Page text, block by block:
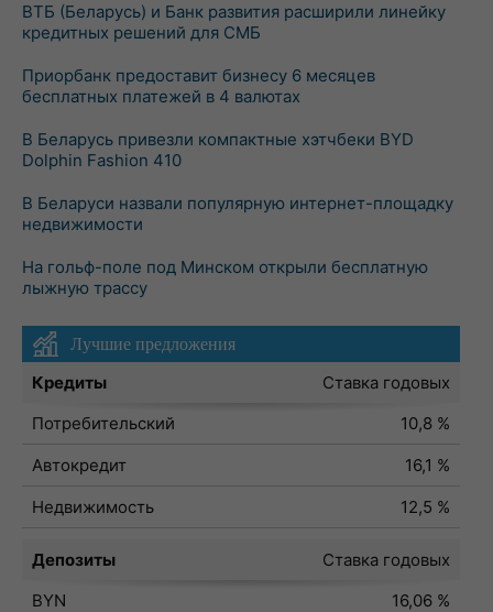
ВТБ (Беларусь) и Банк развития расширили линейку
кредитных решений для СМБ
Приорбанк предоставит бизнесу 6 месяцев
бесплатных платежей в 4 валютах
В Беларусь привезли компактные хэтчбеки BYD
Dolphin Fashion 410
В Беларуси назвали популярную интернет-площадку
недвижимости
На гольф-поле под Минском открыли бесплатную
лыжную трассу
Лучшие предложения
Кредиты
Ставка годовых
Потребительский
10,8 %
Автокредит
16,1 %
Недвижимость
12,5 %
Депозиты
Ставка годовых
BYN
16,06 %